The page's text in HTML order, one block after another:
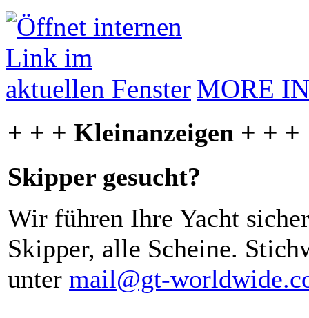
MORE
+ + + Kleinanzeigen + + +
Skipper gesucht?
Wir führen Ihre Yacht
Skipper, alle Scheine.
unter mail@gt-